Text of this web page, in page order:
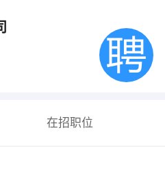
在招职位